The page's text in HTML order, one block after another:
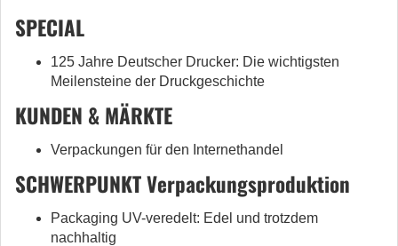
SPECIAL
125 Jahre Deutscher Drucker: Die wichtigsten
Meilensteine der Druckgeschichte
KUNDEN & MÄRKTE
Verpackungen für den Internethandel
SCHWERPUNKT Verpackungsproduktion
Packaging UV-veredelt: Edel und trotzdem
nachhaltig